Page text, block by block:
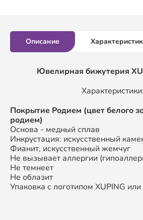
Описание
Ювелирная бижутерия
Характеристики:
Покрытие Родием (цвет белого
родием)
Основа - медный сплав
Инкрустация: искусственный
Фианит, искусственный жемчуг
Не вызывает аллергии
Не темнеет
Не облазит
Упаковка с логотипом XUPING